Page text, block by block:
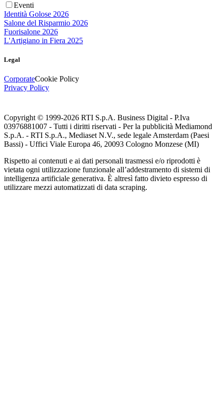
Eventi
Identità Golose 2026
Salone del Risparmio 2026
Fuorisalone 2026
L'Artigiano in Fiera 2025
Legal
CorporateCookie Policy
Privacy Policy
Copyright © 1999-2026 RTI S.p.A. Business Digital - P.Iva
03976881007 - Tutti i diritti riservati - Per la pubblicità Mediamond
S.p.A. - RTI S.p.A., Mediaset N.V., sede legale Amsterdam (Paesi
Bassi) - Uffici Viale Europa 46, 20093 Cologno Monzese (MI)
Rispetto ai contenuti e ai dati personali trasmessi e/o riprodotti è
vietata ogni utilizzazione funzionale all’addestramento di sistemi di
intelligenza artificiale generativa. È altresì fatto divieto espresso di
utilizzare mezzi automatizzati di data scraping.